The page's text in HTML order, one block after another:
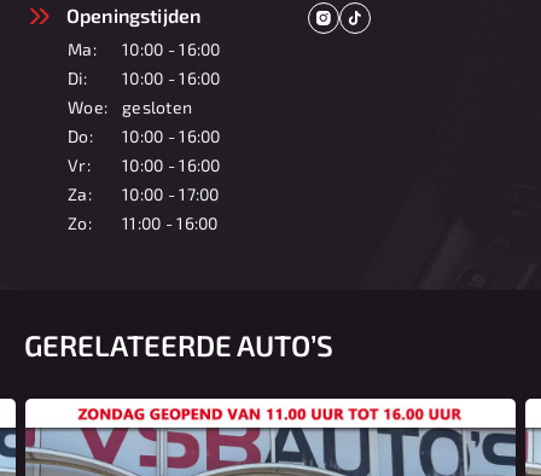
Openingstijden
Ma:
10:00 - 16:00
Di:
10:00 - 16:00
Woe:
gesloten
Do:
10:00 - 16:00
Vr:
10:00 - 16:00
Za:
10:00 - 17:00
Zo:
11:00 - 16:00
GERELATEERDE AUTO’S